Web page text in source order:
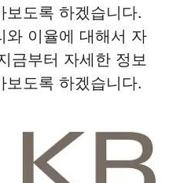
보도록 하겠습니다.
와 이율에 대해서 자
금부터 자세한 정보
보도록 하겠습니다.